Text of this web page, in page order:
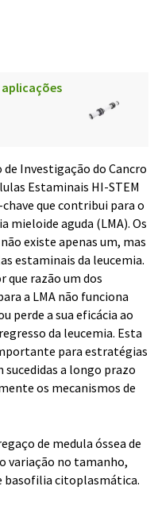
Investigação do Cancro
Estaminais HI-STEM
que contribui para o
mieloide aguda (LMA). Os
existe apenas um, mas
estaminais da leucemia.
que razão um dos
a LMA não funciona
perde a sua eficácia ao
da leucemia. Esta
para estratégias
a longo prazo
os mecanismos de
de medula óssea de
variação no tamanho,
basofilia citoplasmática.